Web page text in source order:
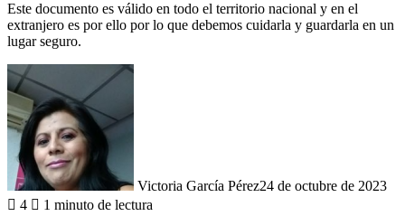
Este documento es válido en todo el territorio nacional y en el
extranjero es por ello por lo que debemos cuidarla y guardarla en un
lugar seguro.
Victoria García Pérez24 de octubre de 2023
4
1 minuto de lectura